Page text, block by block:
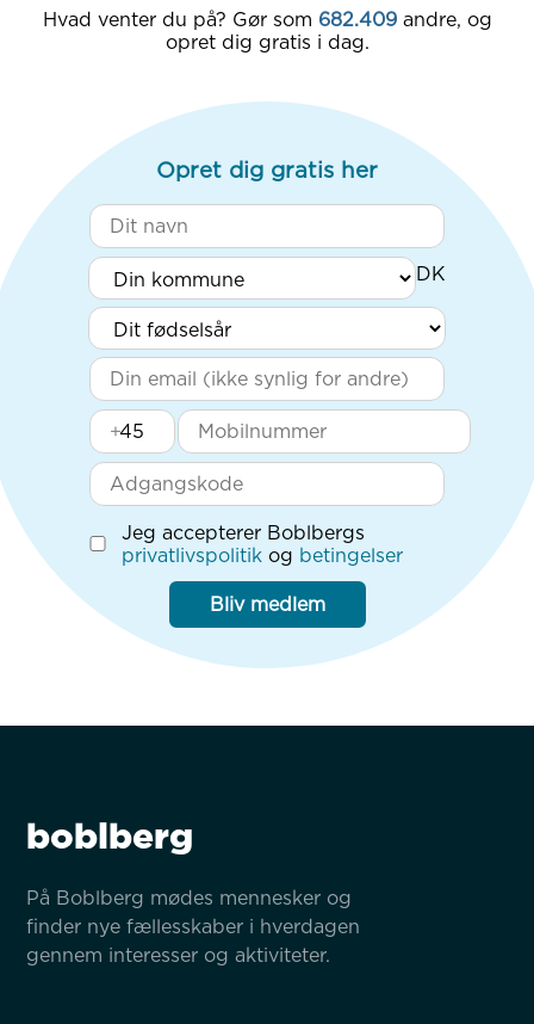
Hvad venter du på? Gør som 682.409 andre, og
opret dig gratis i dag.
Opret dig gratis her
+
Jeg accepterer Boblbergs
privatlivspolitik og betingelser
Bliv medlem
boblberg
På Boblberg mødes mennesker og
finder nye fællesskaber i hverdagen
gennem interesser og aktiviteter.